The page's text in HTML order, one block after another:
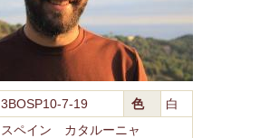
3BOSP10-7-19 色
白
スペイン カタルーニャ